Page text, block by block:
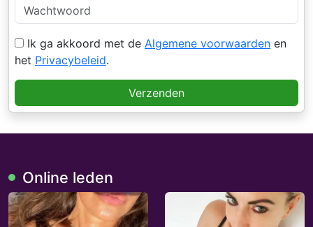
Ik ga akkoord met de Algemene voorwaarden en
het Privacybeleid.
Verzenden
Online leden